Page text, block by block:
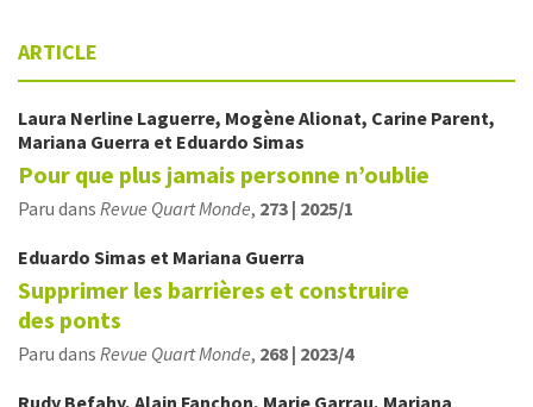
ARTICLE
Laura Nerline Laguerre, MogèneAlionat, Carine Parent,
Mariana Guerra et Eduardo Simas
Pour que plus jamais personne n’oublie
Paru dans Revue Quart Monde, 273 | 2025/1
Eduardo Simas et Mariana Guerra
Supprimer les barrières et construire
des ponts
Paru dans Revue Quart Monde, 268 | 2023/4
Rudy Befahy, Alain Fanchon, Marie Garrau, Mariana